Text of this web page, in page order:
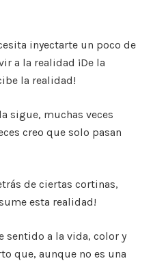
inyectarte un poco de
a la realidad ¡De la
la realidad!
sigue, muchas veces
creo que solo pasan
de ciertas cortinas,
esta realidad!
sentido a la vida, color y
que, aunque no es una